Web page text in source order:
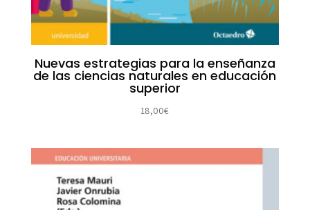
Nuevas estrategias para la enseñanza
de las ciencias naturales en educación
superior
18,00€